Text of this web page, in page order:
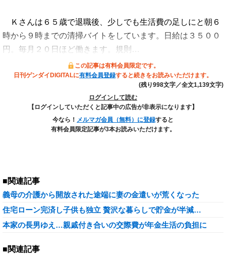
Ｋさんは６５歳で退職後、少しでも生活費の足しにと朝６
時から９時までの清掃バイトをしています。日給は３５００
円。毎月２０日ほど働きます。規則…
この記事は有料会員限定です。
日刊ゲンダイDIGITALに有料会員登録すると続きをお読みいただけます。
(残り998文字／全文1,139文字)
ログインして読む
【ログインしていただくと記事中の広告が非表示になります】
今なら！ メルマガ会員（無料）に登録すると
有料会員限定記事が3本お読みいただけます。
■関連記事
義母の介護から開放された途端に妻の金遣いが荒くなった
住宅ローン完済し子供も独立 贅沢な暮らしで貯金が半減…
本家の長男ゆえ…親戚付き合いの交際費が年金生活の負担に
■関連記事